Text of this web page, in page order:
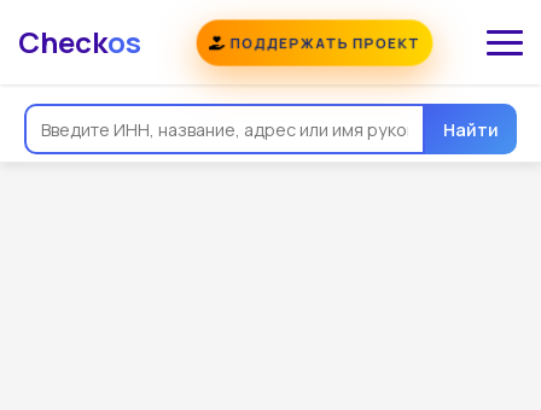
Checkos ПОДДЕРЖАТЬ ПРОЕКТ
Найти